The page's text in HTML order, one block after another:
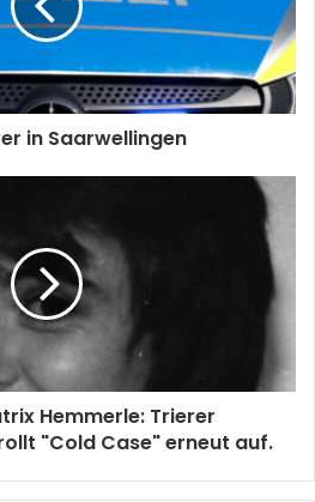
in Saarwellingen
Hemmerle: Trierer
"Cold Case" erneut auf.